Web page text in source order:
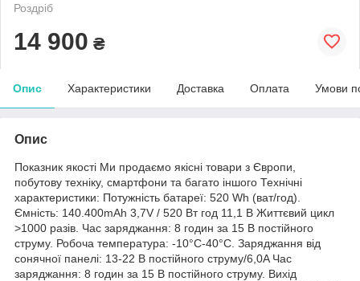
Роздріб
14 900 ₴
Опис Характеристики Доставка Оплата Умови
Опис
Показник якості Ми продаємо якісні товари з Європи,
побутову техніку, смартфони та багато іншого Технічні
характеристики: Потужність батареї: 520 Wh (ват/год).
Ємність: 140.400mAh 3,7V / 520 Вт год 11,1 В Життєвий цикл
>1000 разів. Час заряджання: 8 годин за 15 В постійного
струму. Робоча температура: -10°C-40°C. Заряджання від
сонячної панелі: 13-22 В постійного струму/6,0A Час
заряджання: 8 годин за 15 В постійного струму. Вихід